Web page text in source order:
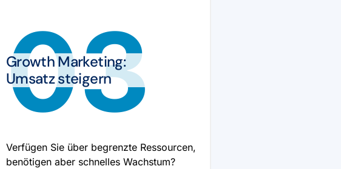
03
Growth Marketing:
Umsatz steigern
Verfügen Sie über begrenzte Ressourcen,
benötigen aber schnelles Wachstum?